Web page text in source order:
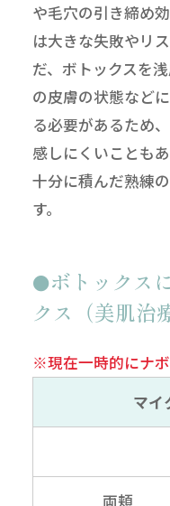
や毛穴の引き締め
は大きな失敗やリ
だ、ボトックスを
の皮膚の状態など
る必要があるため
感しにくいことも
十分に積んだ熟練
す。
ボトックス
クス（美肌治
※現在一時的にナボ
マイ
両頬